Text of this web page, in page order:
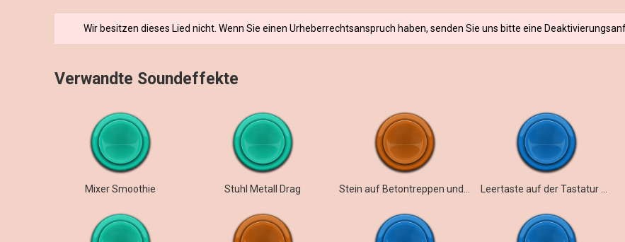
Wir besitzen dieses Lied nicht. Wenn Sie einen Urheberrechtsanspruch haben, senden Sie uns bitte eine
Verwandte Soundeffekte
Mixer Smoothie Stuhl Metall Drag